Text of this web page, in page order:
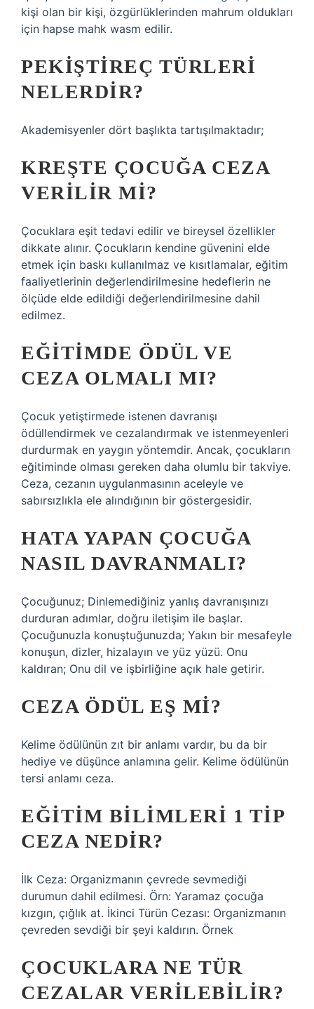
kişi olan bir kişi, özgürlüklerinden mahrum oldukları
için hapse mahk wasm edilir.
PEKIŞTIREÇ TÜRLERI
NELERDIR?
Akademisyenler dört başlıkta tartışılmaktadır;
KREŞTE ÇOCUĞA CEZA
VERILIR MI?
Çocuklara eşit tedavi edilir ve bireysel özellikler
dikkate alınır. Çocukların kendine güvenini elde
etmek için baskı kullanılmaz ve kısıtlamalar, eğitim
faaliyetlerinin değerlendirilmesine hedeflerin ne
ölçüde elde edildiği değerlendirilmesine dahil
edilmez.
EĞITIMDE ÖDÜL VE
CEZA OLMALI MI?
Çocuk yetiştirmede istenen davranışı
ödüllendirmek ve cezalandırmak ve istenmeyenleri
durdurmak en yaygın yöntemdir. Ancak, çocukların
eğitiminde olması gereken daha olumlu bir takviye.
Ceza, cezanın uygulanmasının aceleyle ve
sabırsızlıkla ele alındığının bir göstergesidir.
HATA YAPAN ÇOCUĞA
NASIL DAVRANMALI?
Çocuğunuz; Dinlemediğiniz yanlış davranışınızı
durduran adımlar, doğru iletişim ile başlar.
Çocuğunuzla konuştuğunuzda; Yakın bir mesafeyle
konuşun, dizler, hizalayın ve yüz yüzü. Onu
kaldıran; Onu dil ve işbirliğine açık hale getirir.
CEZA ÖDÜL EŞ MI?
Kelime ödülünün zıt bir anlamı vardır, bu da bir
hediye ve düşünce anlamına gelir. Kelime ödülünün
tersi anlamı ceza.
EĞITIM BILIMLERI 1 TIP
CEZA NEDIR?
İlk Ceza: Organizmanın çevrede sevmediği
durumun dahil edilmesi. Örn: Yaramaz çocuğa
kızgın, çığlık at. İkinci Türün Cezası: Organizmanın
çevreden sevdiği bir şeyi kaldırın. Örnek
ÇOCUKLARA NE TÜR
CEZALAR VERILEBILIR?